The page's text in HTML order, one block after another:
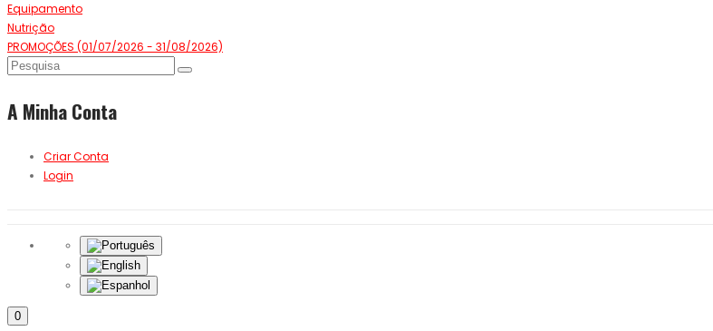
Equipamento
Nutrição
PROMOÇÕES (01/07/2026 - 31/08/2026)
A Minha Conta
Criar Conta
Login
0